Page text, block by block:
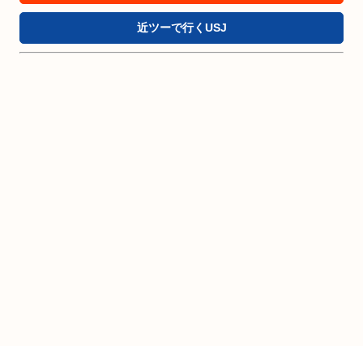
近ツーで行くUSJ